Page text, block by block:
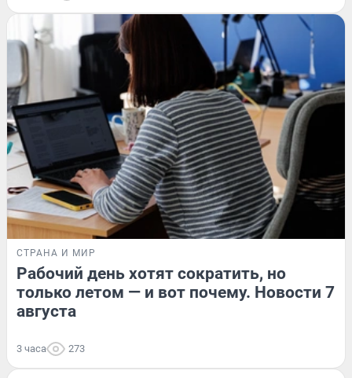
СТРАНА И МИР
Рабочий день хотят сократить, но
только летом — и вот почему. Новости 7
августа
3 часа 273